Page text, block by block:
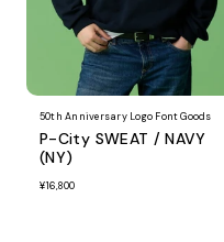
50th Anniversary Logo Font Goods
P-City SWEAT / NAVY
(NY)
¥16,800